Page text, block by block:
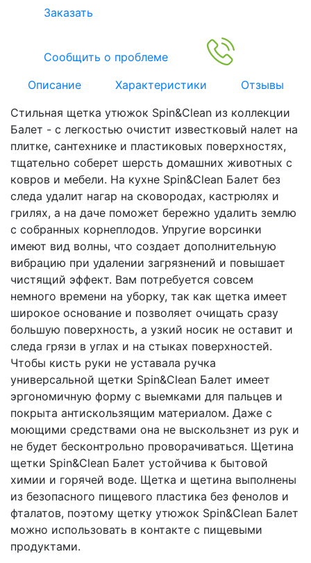
Заказать
Сообщить о проблеме
Описание
Характеристики
Отзывы
Стильная щетка утюжок Spin&Clean из коллекции
Балет - с легкостью очистит известковый налет на
плитке, сантехнике и пластиковых поверхностях,
тщательно соберет шерсть домашних животных с
ковров и мебели. На кухне Spin&Clean Балет без
следа удалит нагар на сковородах, кастрюлях и
грилях, а на даче поможет бережно удалить землю
с собранных корнеплодов. Упругие ворсинки
имеют вид волны, что создает дополнительную
вибрацию при удалении загрязнений и повышает
чистящий эффект. Вам потребуется совсем
немного времени на уборку, так как щетка имеет
широкое основание и позволяет очищать сразу
большую поверхность, а узкий носик не оставит и
следа грязи в углах и на стыках поверхностей.
Чтобы кисть руки не уставала ручка
универсальной щетки Spin&Clean Балет имеет
эргономичную форму с выемками для пальцев и
покрыта антискользящим материалом. Даже с
моющими средствами она не выскользнет из рук и
не будет бесконтрольно проворачиваться. Щетина
щетки Spin&Clean Балет устойчива к бытовой
химии и горячей воде. Щетка и щетина выполнены
из безопасного пищевого пластика без фенолов и
фталатов, поэтому щетку утюжок Spin&Clean Балет
можно использовать в контакте с пищевыми
продуктами.